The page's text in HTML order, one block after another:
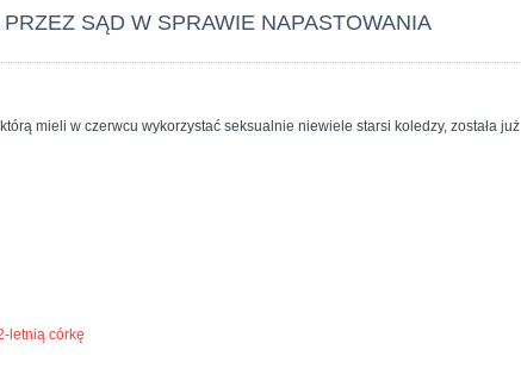
SĄD W SPRAWIE NAPASTOWANIA
mieli w czerwcu wykorzystać seksualnie niewiele starsi koledzy, została już
letnią córkę